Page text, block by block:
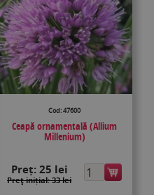
Cod: 47600
Ceapă ornamentală (Allium
Millenium)
Preț: 25 lei
Preţ inițial: 33 lei